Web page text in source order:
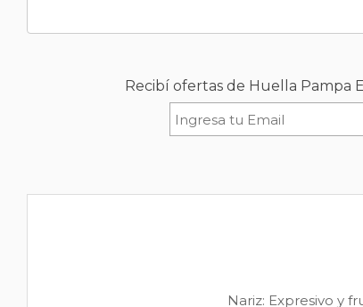
Recibí ofertas de Huella Pampa
Nariz: Expresivo y